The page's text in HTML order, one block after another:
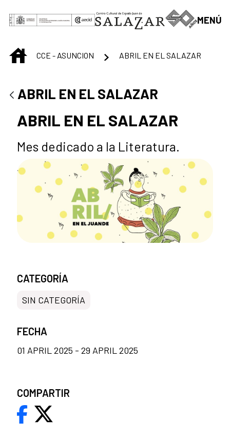
MENÚ
INICIOCCE - ASUNCION ABRIL EN EL SALAZAR
ABRIL EN EL SALAZAR
ABRIL EN EL SALAZAR
Mes dedicado a la Literatura.
CATEGORÍA
SIN CATEGORÍA
FECHA
01 APRIL 2025 - 29 APRIL 2025
COMPARTIR